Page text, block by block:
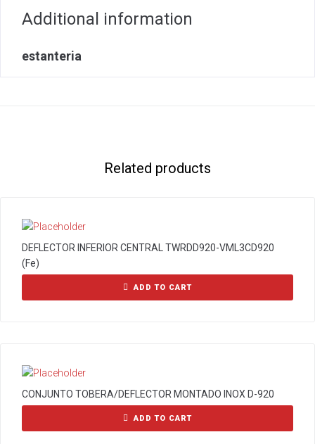
Additional information
estanteria
Related products
DEFLECTOR INFERIOR CENTRAL TWRDD920-VML3CD920
(Fe)
ADD TO CART
CONJUNTO TOBERA/DEFLECTOR MONTADO INOX D-920
ADD TO CART